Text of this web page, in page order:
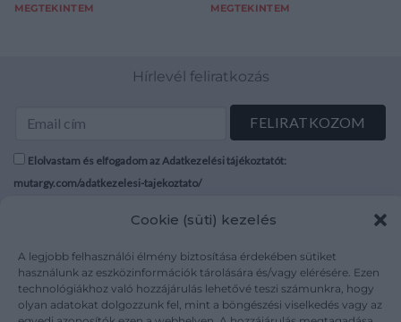
Cookie (süti) kezelés
A legjobb felhasználói élmény biztosítása érdekében sütiket
használunk az eszközinformációk tárolására és/vagy elérésére. Ezen
technológiákhoz való hozzájárulás lehetővé teszi számunkra, hogy
olyan adatokat dolgozzunk fel, mint a böngészési viselkedés vagy az
MEGTEKINTEM MEGTEKINTEM
Hírlevél feliratkozás
Elolvastam és elfogadom az Adatkezelési tájékoztatót:
mutargy.com/adatkezelesi-tajekoztato/
Médiaajánlat
Karrier
Kapcsolat
Áraink
ÁSZF
Adatvédelem
Impresszum